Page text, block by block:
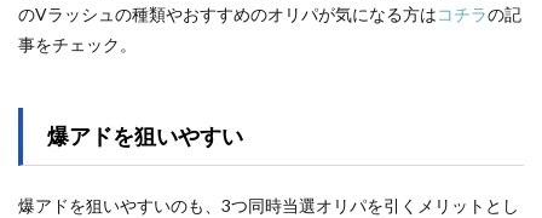
のVラッシュの種類やおすすめのオリパが気になる方はコチラの記
事をチェック。
爆アドを狙いやすい
爆アドを狙いやすいのも、3つ同時当選オリパを引くメリットとし